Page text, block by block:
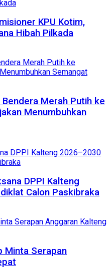
KPU Kotim,
Hibah Pilkada
Merah Putih ke
Menumbuhkan
DPPI Kalteng
Calon Paskibraka
Minta Serapan